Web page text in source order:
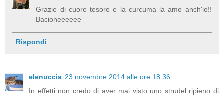
Grazie di cuore tesoro e la curcuma la amo anch'io!!
Bacioneeeeee
Rispondi
elenuccia 23 novembre 2014 alle ore 18:36
In effetti non credo di aver mai visto uno strudel ripieno di